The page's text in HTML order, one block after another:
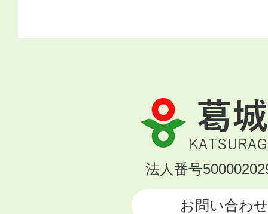
葛
城
市
KATSURAGI
法人番号
お問い合わせ